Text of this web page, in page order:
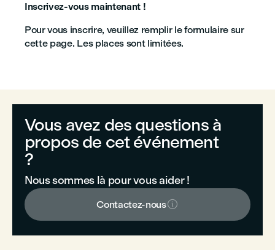
Inscrivez-vous maintenant !
Pour vous inscrire, veuillez remplir le formulaire sur
cette page. Les places sont limitées.
Vous avez des questions à
propos de cet événement
?
Nous sommes là pour vous aider !
Contactez-nous